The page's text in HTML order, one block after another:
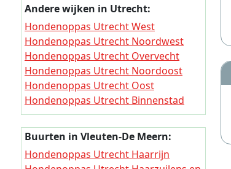
Andere wijken in Utrecht:
Hondenoppas Utrecht West
Hondenoppas Utrecht Noordwest
Hondenoppas Utrecht Overvecht
Hondenoppas Utrecht Noordoost
Hondenoppas Utrecht Oost
Hondenoppas Utrecht Binnenstad
Hondenoppas Utrecht Zuid
Hondenoppas Utrecht Zuidwest
Hondenoppas Utrecht Leidsche Rijn
Hondenoppas Utrecht Vleuten-De
Buurten in Vleuten-De Meern:
Hondenoppas Utrecht Haarrijn